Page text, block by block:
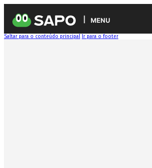
MENU
Saltar para o conteúdo principal Ir para o footer